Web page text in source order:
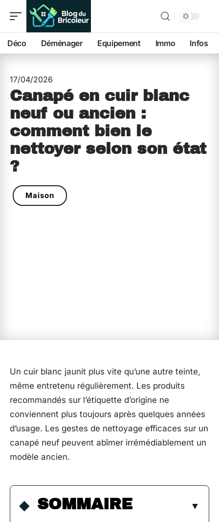
Déco Déménager Equipement Immo Infos
17/04/2026
Canapé en cuir blanc
neuf ou ancien :
comment bien le
nettoyer selon son état
?
Maison
Un cuir blanc jaunit plus vite qu’une autre teinte,
même entretenu régulièrement. Les produits
recommandés sur l’étiquette d’origine ne
conviennent plus toujours après quelques années
d’usage. Les gestes de nettoyage efficaces sur un
canapé neuf peuvent abîmer irrémédiablement un
modèle ancien.
SOMMAIRE